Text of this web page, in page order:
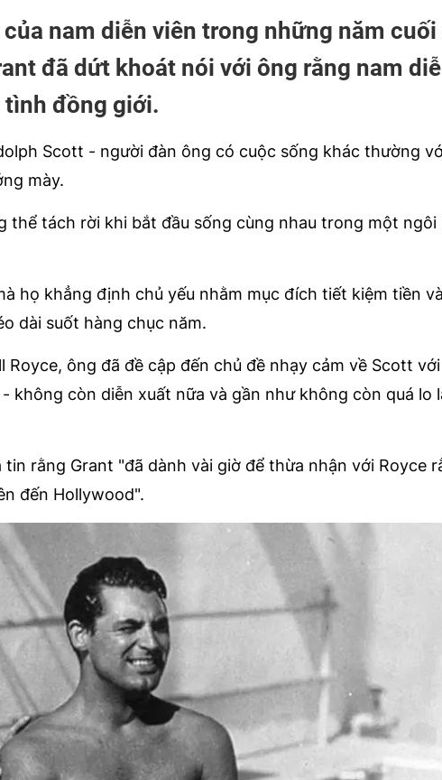
nam diễn viên trong những năm
đã dứt khoát nói với ông rằng nam
đồng giới.
Scott - người đàn ông có cuộc sống khác thường
mày.
thể tách rời khi bắt đầu sống cùng nhau trong một ngôi
họ khẳng định chủ yếu nhằm mục đích tiết kiệm tiền và
dài suốt hàng chục năm.
Royce, ông đã đề cập đến chủ đề nhạy cảm về Scott với
không còn diễn xuất nữa và gần như không còn quá lo
rằng Grant "đã dành vài giờ để thừa nhận với Royce
đến Hollywood".